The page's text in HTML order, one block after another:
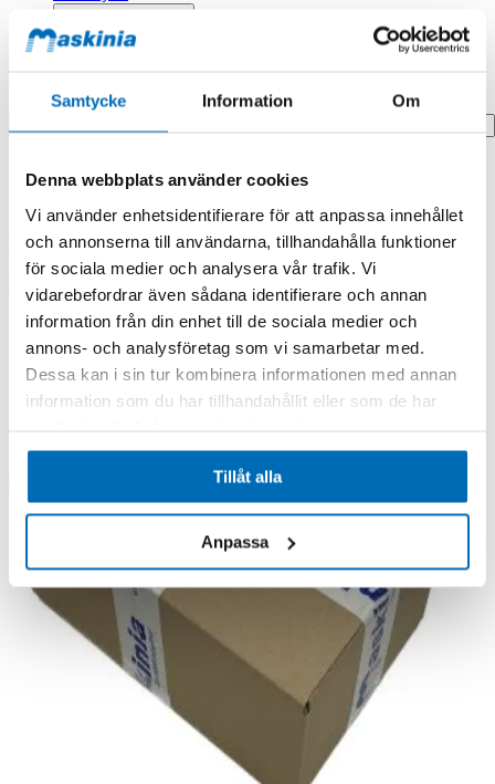
Samtycke Information Om
Denna webbplats använder cookies
Vi använder enhetsidentifierare för att anpassa innehållet
och annonserna till användarna, tillhandahålla funktioner
för sociala medier och analysera vår trafik. Vi
vidarebefordrar även sådana identifierare och annan
information från din enhet till de sociala medier och
annons- och analysföretag som vi samarbetar med.
Dessa kan i sin tur kombinera informationen med annan
information som du har tillhandahållit eller som de har
Tillåt alla
Anpassa
Profilprodukter
Search
Hem
Carrier,disk
Produkten finns i följande kategorier:
Carrier,disk